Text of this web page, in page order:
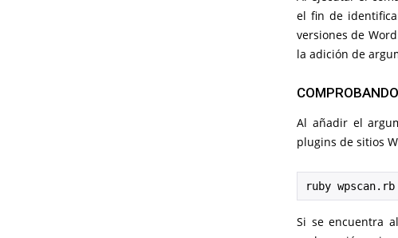
el fin de
versiones de
la adición de
Al añadir el
plugins de sitios
ruby
Si se encuentra